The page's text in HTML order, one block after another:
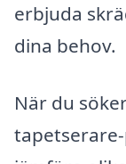
erbjuda
dina behov.
När du